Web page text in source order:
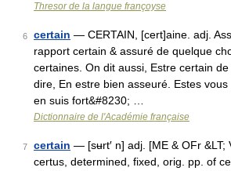
Thresor de la langue françoyse
6 certain — CERTAIN, [cert]aine. adj.
rapport certain & assuré de quelque
certaines. On dit aussi, Estre certain
dire, En estre bien asseuré. Estes
en suis fort&#8230; …
Dictionnaire de l'Académie française
7 certain — [sʉrt′ n] adj. [ME & OFr &LT;
certus, determined, fixed, orig. pp. of